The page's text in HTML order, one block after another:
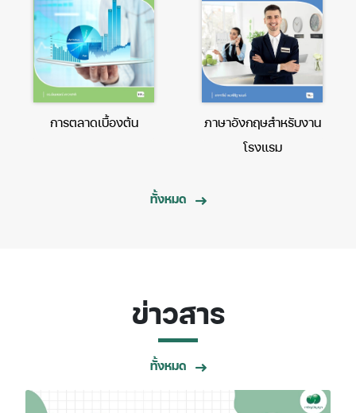
การตลาดเบื้องต้น
ภาษาอังกฤษสำหรับงาน
โรงแรม
ทั้งหมด
ข่าวสาร
ทั้งหมด